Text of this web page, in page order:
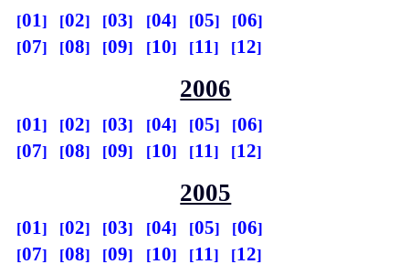
01 02 03 04 05
06
07
08 09 10 11 12
2006
01 02 03 04 05
06
07
08 09 10 11 12
2005
01 02 03 04 05
06
07
08 09 10 11 12